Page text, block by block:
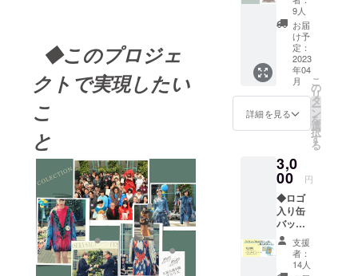
◆このプロジェ
クトで実現したい
こ
と
タッフ
による
感謝の
メール
をお送
りいた
しま
す。 ・
コンテ
スト当
日のパ
レット
に、お
名前を
記載さ
せてい
ただく
場合が
ござい
ます。
9人
お届
け予
定：
2023
年04
月
詳細を見る
こ
の
リ
タ
ー
ン
を
選
択
す
る
3,0
00 円
◆ロゴ
入り缶
バッ
ジ、ポ
スト
カード
支援
者：
14人